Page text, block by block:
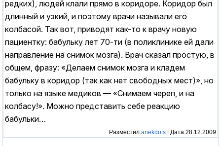
редких), людей клали прямо в коридоре. Коридор был
длинный и узкий, и поэтому врачи называли его
колбасой. Так вот, приводят как-то к врачу новую
пациентку: бабульку лет 70-ти (в поликлинике ей дали
направление на снимок мозга). Врач сказал простую, в
общем, фразу: «Делаем снимок мозга и кладем
бабульку в коридор (так как нет свободных мест)», но
только на языке медиков — «Снимаем череп, и на
колбасу!». Можно представить себе реакцию
бабульки…
Разместил:anekdots | Дата:28.12.2009